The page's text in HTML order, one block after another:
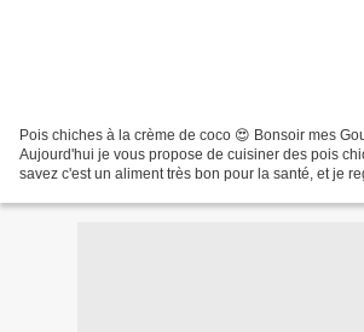
Pois chiches à la crème de coco 😍 Bonsoir mes Gourmands(es) 😍
Aujourd'hui je vous propose de cuisiner des pois
savez c'est un aliment très bon pour la santé, et je